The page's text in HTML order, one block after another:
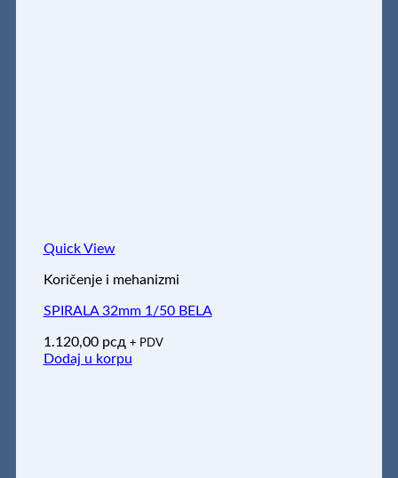
Quick View
Koričenje i mehanizmi
SPIRALA 32mm 1/50 BELA
1.120,00 рсд + PDV
Dodaj u korpu